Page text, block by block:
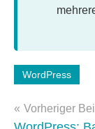
Schlagwörter:
Performance
WordPress
Vorheriger